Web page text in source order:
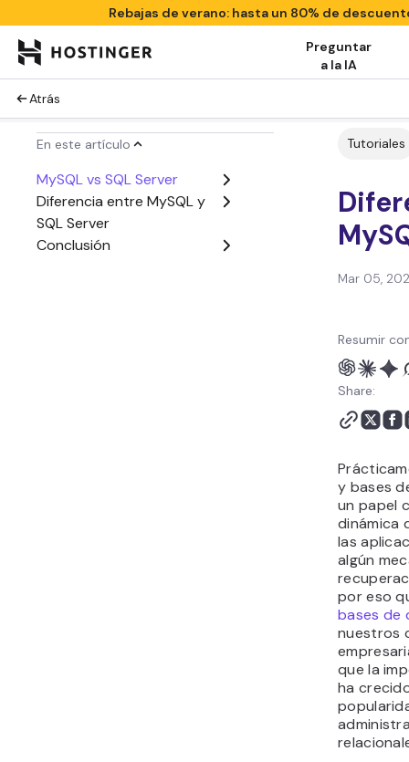
Rebajas de verano: hasta un 80% de
Preguntar
a la IA
Atrás
En este artículo
MySQL vs SQL Server
Diferencia entre MySQL y
SQL Server
Conclusión
Tutoriales
Mar 05,
Resumir
Share:
y bases
un papel
dinámica
las
algún
por eso
bases de
nuestros
que la
ha